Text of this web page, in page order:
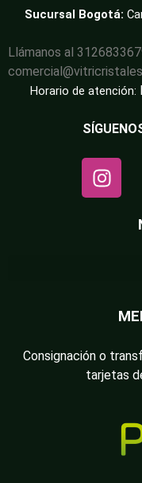
Sucursal Bogotá:
Llámanos al
Horario de atención:
Consignación o
tarjetas